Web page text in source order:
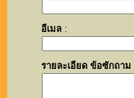
อีเมล :
รายละเอียด ข้อซักถาม